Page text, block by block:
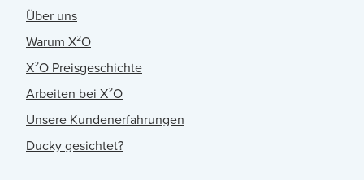
Über uns
Warum X²O
X²O Preisgeschichte
Arbeiten bei X²O
Unsere Kundenerfahrungen
Ducky gesichtet?